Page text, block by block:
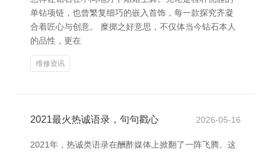
单钻项链，也曾繁复细巧的嵌入首饰，每一款探究齐凝
合着匠心与创意。 糜掷之好意思，不仅体当今钻石本人
的品性，更在
维修资讯
2021最火热诚语录，句句戳心 2026-05-16
2021年，热诚类语录在酬酢媒体上掀翻了一阵飞腾。这